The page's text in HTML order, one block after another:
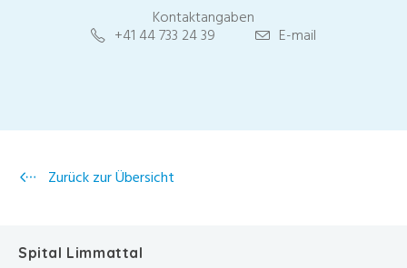
Kontaktangaben
+41 44 733 24 39 E-mail
Zurück zur Übersicht
Spital Limmattal